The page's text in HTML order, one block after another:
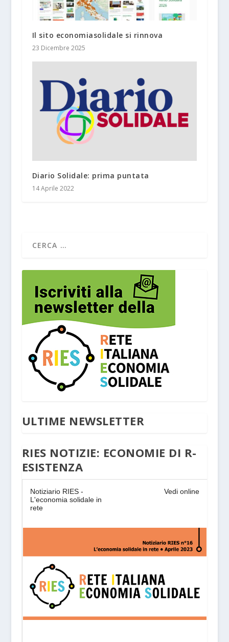
Il sito economiasolidale si rinnova
23 Dicembre 2025
Diario Solidale: prima puntata
14 Aprile 2022
ULTIME NEWSLETTER
RIES NOTIZIE: ECONOMIE DI R-
ESISTENZA